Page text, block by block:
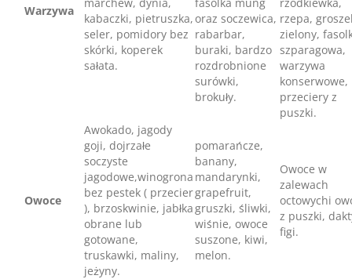
Warzywa
kabaczki, pietruszka,
seler, pomidory bez
skórki, koperek
sałata.
oraz soczewica,
rabarbar,
buraki, bardzo
rozdrobnione
surówki,
brokuły.
rzepa,
zielony,
szparagowa,
warzywa
konserwowe,
przeciery z
puszki.
Owoce
Awokado, jagody
goji, dojrzałe
soczyste
jagodowe,winogrona
bez pestek ( przecier
), brzoskwinie, jabłka
obrane lub
gotowane,
truskawki, maliny,
jeżyny.
pomarańcze,
banany,
mandarynki,
grapefruit,
gruszki, śliwki,
wiśnie, owoce
suszone, kiwi,
melon.
Owoce w
zalewach
octowychi
z puszki,
figi.